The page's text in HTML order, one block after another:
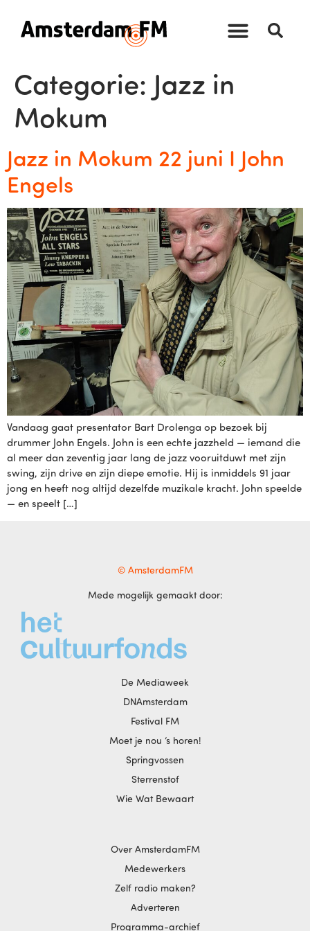
Categorie: Jazz in
Mokum
Jazz in Mokum 22 juni I John
Engels
Vandaag gaat presentator Bart Drolenga op bezoek bij
drummer John Engels. John is een echte jazzheld — iemand die
al meer dan zeventig jaar lang de jazz vooruitduwt met zijn
swing, zijn drive en zijn diepe emotie. Hij is inmiddels 91 jaar
jong en heeft nog altijd dezelfde muzikale kracht. John speelde
— en speelt […]
© AmsterdamFM
Mede mogelijk gemaakt door:
De Mediaweek
DNAmsterdam
Festival FM
Moet je nou ‘s horen!
Springvossen
Sterrenstof
Wie Wat Bewaart
Over AmsterdamFM
Medewerkers
Zelf radio maken?
Adverteren
Programma-archief